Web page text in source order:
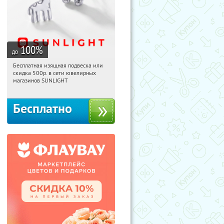
до 100%
05:31:22 Получили:
Россия
Бесплатная изящная подвеска или
скидка 500р. в сети ювелирных
магазинов SUNLIGHT
Бесплатно